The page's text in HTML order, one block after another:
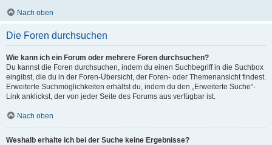
Nach oben
Die Foren durchsuchen
Wie kann ich ein Forum oder mehrere Foren durchsuchen?
Du kannst die Foren durchsuchen, indem du einen Suchbegriff in die Suchbox
eingibst, die du in der Foren-Übersicht, der Foren- oder Themenansicht findest.
Erweiterte Suchmöglichkeiten erhältst du, indem du den „Erweiterte Suche“-
Link anklickst, der von jeder Seite des Forums aus verfügbar ist.
Nach oben
Weshalb erhalte ich bei der Suche keine Ergebnisse?